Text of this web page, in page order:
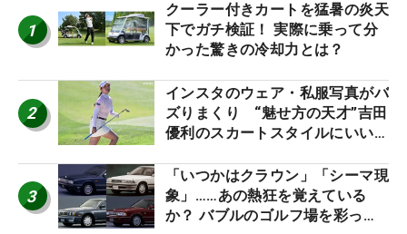
1
クーラー付きカートを猛暑の炎天
下でガチ検証！ 実際に乗って分
かった驚きの冷却力とは？
2
インスタのウェア・私服写真がバ
ズりまくり “魅せ方の天才”吉田
優利のスカートスタイルにいい
3
「いつかはクラウン」「シーマ現
象」……あの熱狂を覚えている
か？ バブルのゴルフ場を彩った